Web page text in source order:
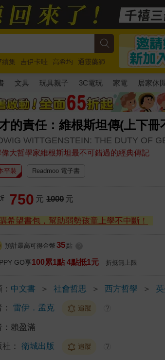
集 吉伊卡哇 高希均
通靈藥師
員5 超慢跑
文具 玩具親子 3C電玩 家電 居家休
的責任：維根斯坦傳(上下冊
WITTGENSTEIN: THE DUTY OF
偉大哲學家維根斯坦最不可錯過的經典傳記
平裝 Readmoo 電子書
750 元 1000 元
希望書包，幫助弱勢孩童上學不中斷！
預計最高可得金幣 35 點
GO享100累1點 4點抵1元 折抵無上限
中文書 ＞ 社會哲思 ＞ 西方哲學 ＞
雷伊．孟克 追蹤 ?
賴盈滿
： 衛城出版 追蹤 ?